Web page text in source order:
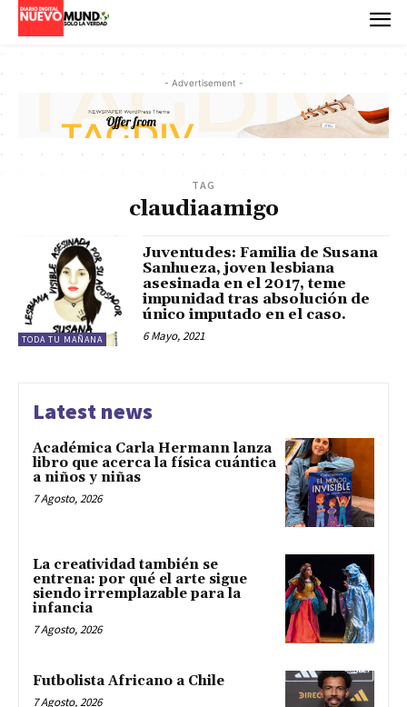
- Advertisement -
TAG
claudiaamigo
TODA TU MAÑANA
Juventudes: Familia de Susana
Sanhueza, joven lesbiana
asesinada en el 2017, teme
impunidad tras absolución de
único imputado en el caso.
6 Mayo, 2021
Latest news
Académica Carla Hermann lanza
libro que acerca la física cuántica
a niños y niñas
7 Agosto, 2026
La creatividad también se
entrena: por qué el arte sigue
siendo irremplazable para la
infancia
7 Agosto, 2026
Futbolista Africano a Chile
7 Agosto, 2026